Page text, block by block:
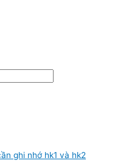
ghi nhớ hk1 và hk2